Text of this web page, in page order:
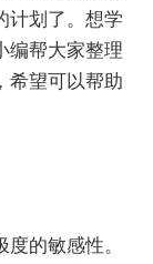
计划了。想学
编帮大家整理
希望可以帮助
的敏感性。